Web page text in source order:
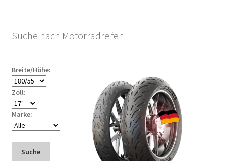
Suche nach Motorradreifen
Breite/Höhe:
Zoll:
Marke:
Suche